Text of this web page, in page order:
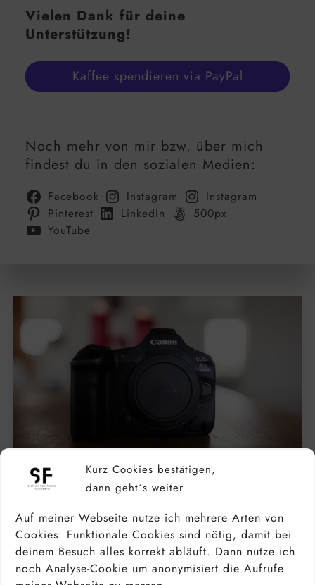
Kurz Cookies bestätigen,
dann geht´s weiter
Auf meiner Webseite nutze ich mehrere Arten von
Cookies: Funktionale Cookies sind nötig, damit bei
deinem Besuch alles korrekt abläuft. Dann nutze ich
noch Analyse-Cookie um anonymisiert die Aufrufe
Vielen Dank für deine
Unterstützung!
Kaffee spendieren via PayPal
Noch mehr von mir bzw. über mich
findest du in den sozialen Medien:
Facebook Instagram
Instagram
Pinterest
LinkedIn
500px
YouTube
CANON EOS R5 MARK II TEST: PROFI-
KAMERA IN DER PRAXIS 2026